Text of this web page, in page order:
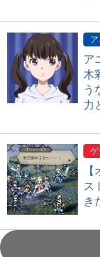
ア
木
う
力
ゲ
ス
き